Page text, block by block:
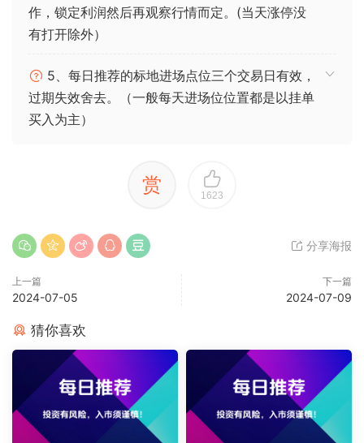
作，锁定利润然后再观察行情而定。(当天涨停没
有打开除外）
5、每日推荐的标地进场点位三个交易日有效，
过期失效舍去。（一般每天进场位位置都是以挂单
买入为主）
赏 1623
分享海报
上一篇
2024-07-05
下一篇
2024-07-09
猜你喜欢